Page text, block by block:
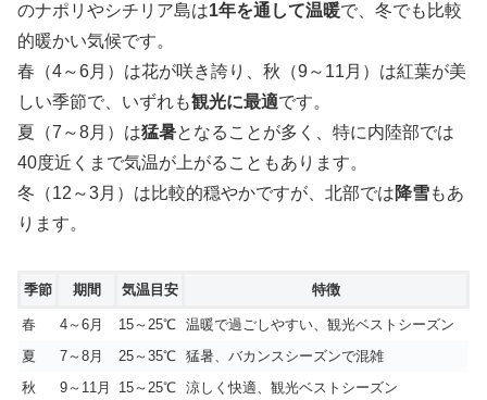
のナポリやシチリア島は1年を通して温暖で、冬でも比較
的暖かい気候です。
春（4～6月）は花が咲き誇り、秋（9～11月）は紅葉が美
しい季節で、いずれも観光に最適です。
夏（7～8月）は猛暑となることが多く、特に内陸部では
40度近くまで気温が上がることもあります。
冬（12～3月）は比較的穏やかですが、北部では降雪もあ
ります。
季節 期間 気温目安 特徴
春 4～6月 15～25℃ 温暖で過ごしやすい、観光ベストシーズン
夏
7～8月 25～35℃ 猛暑、バカンスシーズンで混雑
秋
9～11月 15～25℃ 涼しく快適、観光ベストシーズン